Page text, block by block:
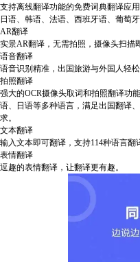
支持离线翻译功能的免费词典翻译应
日语、韩语、法语、西班牙语、葡萄
AR翻译
实景AR翻译，无需拍照，摄像头扫描
语音翻译
语音识别精准，出国旅游与外国人轻
拍照翻译
强大的OCR摄像头取词和拍照翻译功
语、日语等多种语言，满足出国翻译
求。
文本翻译
输入文本即可翻译，支持114种语言翻
表情翻译
逗趣的表情翻译，让翻译更有趣。